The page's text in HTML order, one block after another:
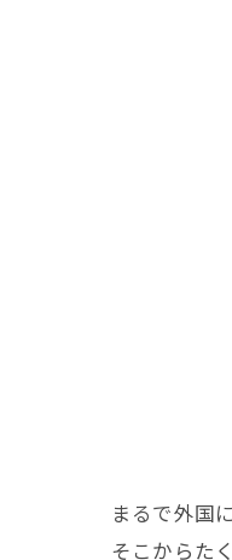
まるで外国
そこからた